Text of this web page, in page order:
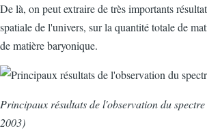
De là, on peut extraire de très importants
spatiale de l'univers, sur la quantité totale de
de matière baryonique.
Principaux résultats de l'observation du
2003)